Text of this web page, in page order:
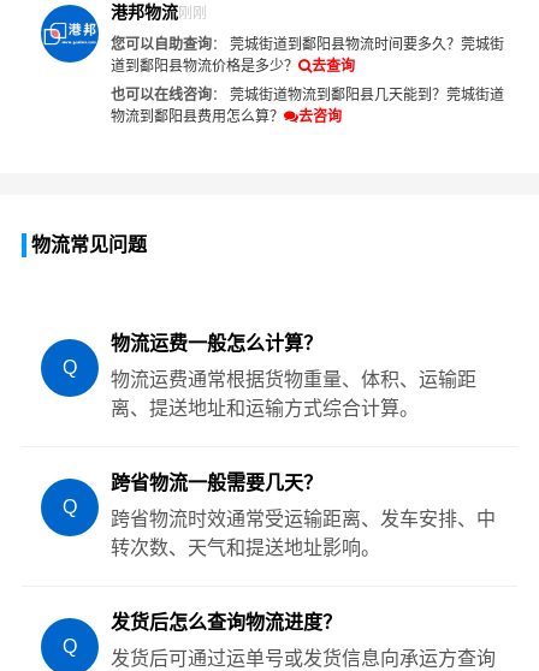
港邦物流刚刚
您可以自助查询： 莞城街道到鄱阳县物流时间要多久？ 莞城街
道到鄱阳县物流价格是多少？
去查询
也可以在线咨询： 莞城街道物流到鄱阳县几天能到？ 莞城街道
物流到鄱阳县费用怎么算？
去咨询
物流常见问题
Q
物流运费一般怎么计算？
物流运费通常根据货物重量、体积、运输距
离、提送地址和运输方式综合计算。
Q
跨省物流一般需要几天？
跨省物流时效通常受运输距离、发车安排、中
转次数、天气和提送地址影响。
Q
发货后怎么查询物流进度？
发货后可通过运单号或发货信息向承运方查询